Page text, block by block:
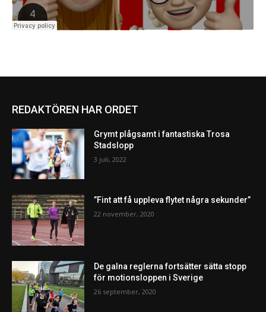
REDAKTÖREN HAR ORDET
Grymt plågsamt i fantastiska Trosa
Stadslopp
3 juli, 2022
”Fint att få uppleva flytet några sekunder”
22 november, 2020
De galna reglerna fortsätter sätta stopp
för motionsloppen i Sverige
26 september, 2020